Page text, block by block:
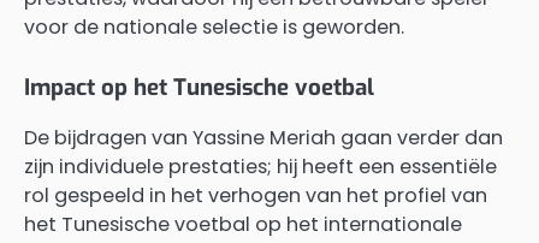
voor de nationale selectie is geworden.
Impact op het Tunesische voetbal
De bijdragen van Yassine Meriah gaan verder dan
zijn individuele prestaties; hij heeft een essentiële
rol gespeeld in het verhogen van het profiel van
het Tunesische voetbal op het internationale